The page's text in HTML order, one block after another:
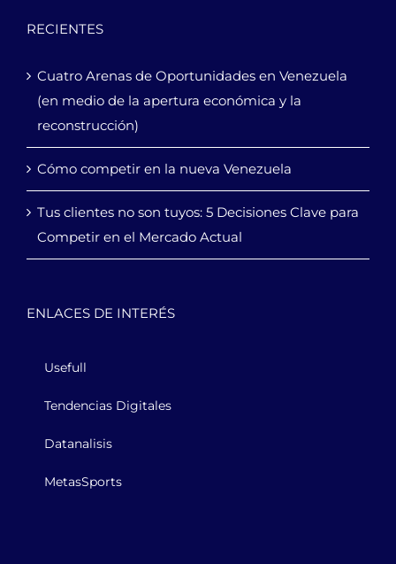
RECIENTES
Cuatro Arenas de Oportunidades en Venezuela
(en medio de la apertura económica y la
reconstrucción)
Cómo competir en la nueva Venezuela
Tus clientes no son tuyos: 5 Decisiones Clave para
Competir en el Mercado Actual
ENLACES DE INTERÉS
Usefull
Tendencias Digitales
Datanalisis
MetasSports